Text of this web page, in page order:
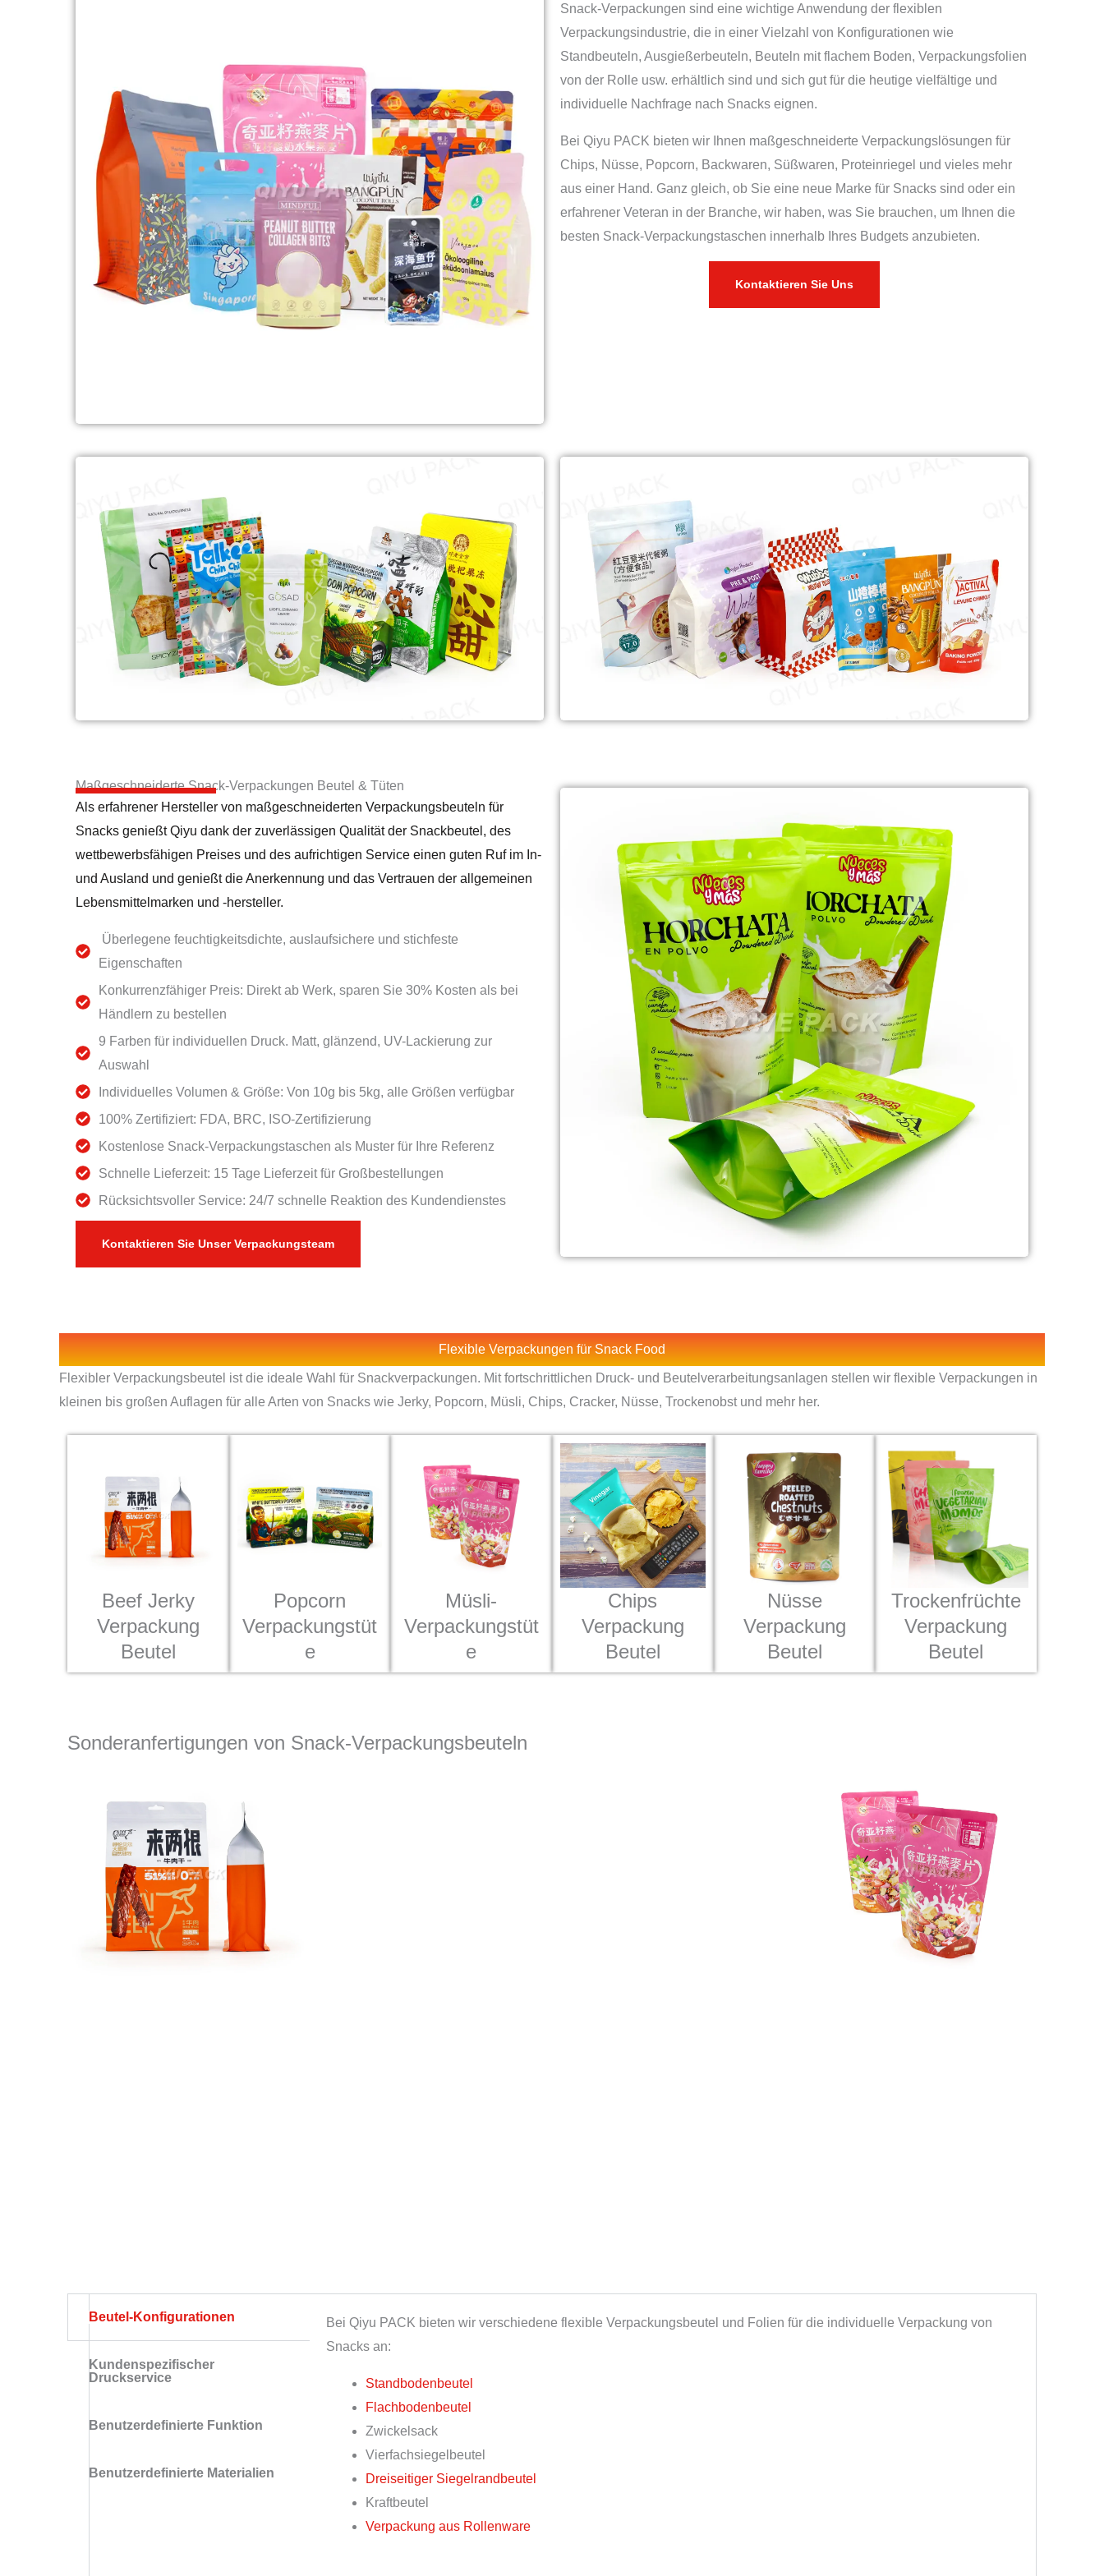
Snack-Verpackungen sind eine wichtige Anwendung der flexiblen
Verpackungsindustrie, die in einer Vielzahl von Konfigurationen wie
Standbeuteln, Ausgießerbeuteln, Beuteln mit flachem Boden, Verpackungsfolien
von der Rolle usw. erhältlich sind und sich gut für die heutige vielfältige und
individuelle Nachfrage nach Snacks eignen.
Bei Qiyu PACK bieten wir Ihnen maßgeschneiderte Verpackungslösungen für
Chips, Nüsse, Popcorn, Backwaren, Süßwaren, Proteinriegel und vieles mehr
aus einer Hand. Ganz gleich, ob Sie eine neue Marke für Snacks sind oder ein
erfahrener Veteran in der Branche, wir haben, was Sie brauchen, um Ihnen die
besten Snack-Verpackungstaschen innerhalb Ihres Budgets anzubieten.
Kontaktieren Sie Uns
Maßgeschneiderte Snack-Verpackungen Beutel & Tüten
Als erfahrener Hersteller von maßgeschneiderten Verpackungsbeuteln für
Snacks genießt Qiyu dank der zuverlässigen Qualität der Snackbeutel, des
wettbewerbsfähigen Preises und des aufrichtigen Service einen guten Ruf im In-
und Ausland und genießt die Anerkennung und das Vertrauen der allgemeinen
Lebensmittelmarken und -hersteller.
Überlegene feuchtigkeitsdichte, auslaufsichere und stichfeste
Eigenschaften
Konkurrenzfähiger Preis: Direkt ab Werk, sparen Sie 30% Kosten als bei
Händlern zu bestellen
9 Farben für individuellen Druck. Matt, glänzend, UV-Lackierung zur
Auswahl
Individuelles Volumen & Größe: Von 10g bis 5kg, alle Größen verfügbar
100% Zertifiziert: FDA, BRC, ISO-Zertifizierung
Kostenlose Snack-Verpackungstaschen als Muster für Ihre Referenz
Schnelle Lieferzeit: 15 Tage Lieferzeit für Großbestellungen
Rücksichtsvoller Service: 24/7 schnelle Reaktion des Kundendienstes
Kontaktieren Sie Unser Verpackungsteam
Flexible Verpackungen für Snack Food
Flexibler Verpackungsbeutel ist die ideale Wahl für Snackverpackungen. Mit fortschrittlichen Druck- und Beutelverarbeitungsanlagen stellen wir flexible Verpackungen in
kleinen bis großen Auflagen für alle Arten von Snacks wie Jerky, Popcorn, Müsli, Chips, Cracker, Nüsse, Trockenobst und mehr her.
Beef Jerky
Verpackung
Beutel
Popcorn
Verpackungstüt
e
Müsli-
Verpackungstüt
e
Chips
Verpackung
Beutel
Nüsse
Verpackung
Beutel
Trockenfrüchte
Verpackung
Beutel
Sonderanfertigungen von Snack-Verpackungsbeuteln
Beutel-Konfigurationen
Kundenspezifischer
Druckservice
Benutzerdefinierte Funktion
Benutzerdefinierte Materialien
Bei Qiyu PACK bieten wir verschiedene flexible Verpackungsbeutel und Folien für die individuelle Verpackung von
Snacks an:
Standbodenbeutel
Flachbodenbeutel
Zwickelsack
Vierfachsiegelbeutel
Dreiseitiger Siegelrandbeutel
Kraftbeutel
Verpackung aus Rollenware